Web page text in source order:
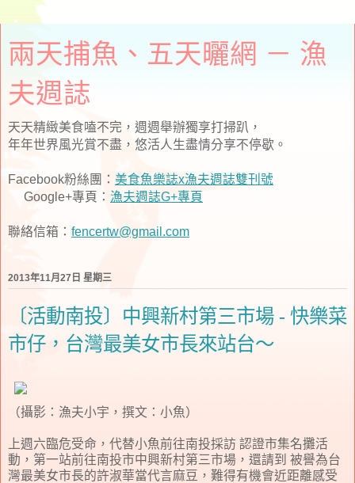
兩天捕魚、五天曬網 － 漁
夫週誌
天天精緻美食嗑不完，週週舉辦獨享打掃趴，
年年世界風光賞不盡，悠活人生盡情分享不停歇。
Facebook粉絲團： 美食魚樂誌x漁夫週誌雙刊號
Google+專頁： 漁夫週誌G+專頁
聯絡信箱： fencertw@gmail.com
2013年11月27日 星期三
〔活動南投〕中興新村第三市場 - 快樂菜
市仔，台灣最美女市長來站台～
（攝影：漁夫小宇，撰文：小魚）
上週六臨危受命，代替小魚前往南投採訪 認證市集名攤活
動，第一站前往南投市中興新村第三市場，還請到 被譽為台
灣最美女市長的許淑華當代言麻豆，難得有機會近距離感受